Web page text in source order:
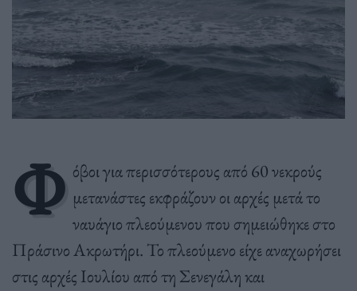
Φ όβοι για περισσότερους από 60 νεκρούς
μετανάστες εκφράζουν οι αρχές μετά το
ναυάγιο πλεούμενου που σημειώθηκε στο
Πράσινο Ακρωτήρι. Το πλεούμενο είχε αναχωρήσει
στις αρχές Ιουλίου από τη Σενεγάλη και